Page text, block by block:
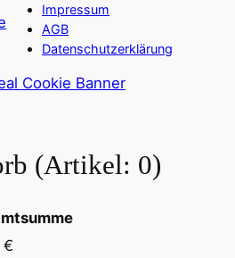
Impressum
AGB
Datenschutzerklärung
Cookie Banner
(Artikel: 0)
€